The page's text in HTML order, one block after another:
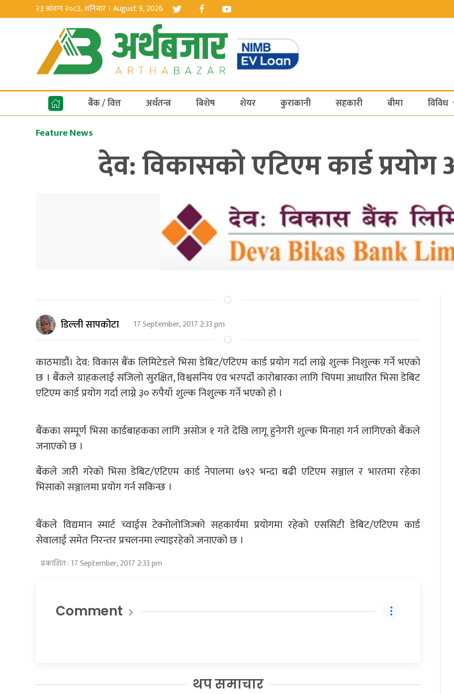
२३ श्रावण २०८३, शनिबार । August 9, 2026
बैंक / वित्त अर्थतन्त्र बिशेष शेयर कुराकानी सहकारी बीमा विविध
Feature News
देव: विकासको एटिएम कार्ड
डिल्ली सापकोटा 17 September, 2017 2:33 pm
काठमाडौं। देव: विकास बैंक लिमिटेडले भिसा डेबिट/एटिएम कार्ड प्रयोग गर्दा लाग्ने शुल्क निशुल्क गर्ने भएको
छ । बैंकले ग्राहकलाई सजिलो सुरक्षित, विश्वसनिय एंव भरपर्दो कारोबारका लागि चिपमा आधारित भिसा डेबिट
एटिएम कार्ड प्रयोग गर्दा लाग्ने ३० रुपैयाँ शुल्क निशुल्क गर्ने भएको हो ।
बैंकका सम्पूर्ण भिसा कार्डबाहकका लागि असोज १ गते देखि लागू हुनेगरी शुल्क मिनाहा गर्न लागिएको बैंकले
जनाएको छ ।
बैंकले जारी गरेको भिसा डेबिट/एटिएम कार्ड नेपालमा ७९२ भन्दा बढी एटिएम सञ्जाल र भारतमा रहेका
भिसाको सञ्जालमा प्रयोग गर्न सकिन्छ ।
बैंकले विद्यमान स्मार्ट च्वाईस टेक्नोलोजिज्को सहकार्यमा प्रयोगमा रहेको एससिटी डेबिट/एटिएम कार्ड
सेवालाई समेत निरन्तर प्रचलनमा ल्याइरहेको जनाएको छ ।
प्रकाशित : 17 September, 2017 2:33 pm
Comment
थप समाचार